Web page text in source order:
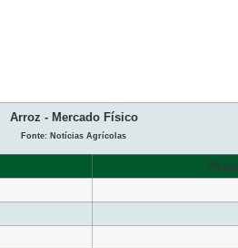
Arroz - Mercado Físico
Fonte: Notícias Agrícolas